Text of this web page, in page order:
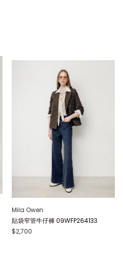
Mila Owen
貼袋窄管牛仔褲 09WFP264133
$2,700